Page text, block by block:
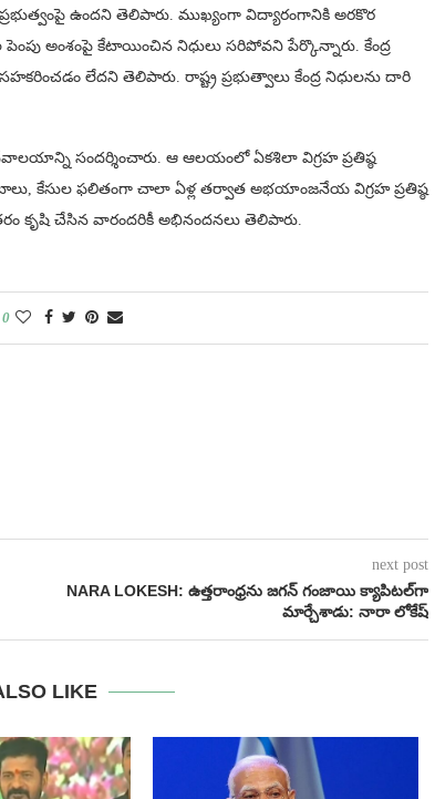
ఉందని తెలిపారు. ముఖ్యంగా విద్యారంగానికి అరకొర
అంశంపై కేటాయించిన నిధులు సరిపోవని పేర్కొన్నారు. కేంద్ర
లేదని తెలిపారు. రాష్ట్ర ప్రభుత్వాలు కేంద్ర నిధులను దారి
సందర్శించారు. ఆ ఆలయంలో ఏకశిలా విగ్రహ ప్రతిష్ఠ
కేసుల ఫలితంగా చాలా ఏళ్ల తర్వాత అభయాంజనేయ విగ్రహ ప్రతిష్ఠ
కృషి చేసిన వారందరికీ అభినందనలు తెలిపారు.
0
next post
NARA LOKESH: ఉత్తరాంధ్రను జగన్ గంజాయి క్యాపిటల్‌గా
మార్చేశాడు: నారా లోకేష్
LIKE